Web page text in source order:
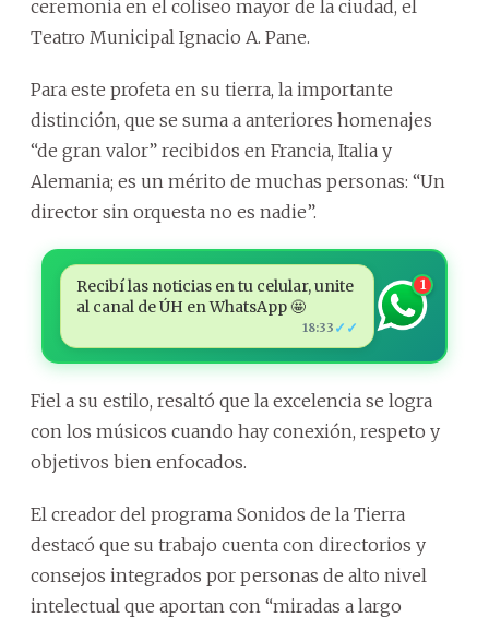
ceremonia en el coliseo mayor de la ciudad, el
Teatro Municipal Ignacio A. Pane.
Para este profeta en su tierra, la importante
distinción, que se suma a anteriores homenajes
“de gran valor” recibidos en Francia, Italia y
Alemania; es un mérito de muchas personas: “Un
director sin orquesta no es nadie”.
Recibí las noticias en tu celular, unite
al canal de ÚH en WhatsApp 🤩
18:33 ✓✓
1
Fiel a su estilo, resaltó que la excelencia se logra
con los músicos cuando hay conexión, respeto y
objetivos bien enfocados.
El creador del programa Sonidos de la Tierra
destacó que su trabajo cuenta con directorios y
consejos integrados por personas de alto nivel
intelectual que aportan con “miradas a largo